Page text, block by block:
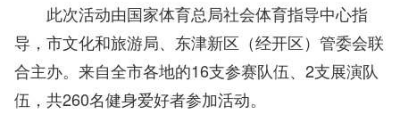
此次活动由国家体育总局社会体育指导中心指
导，市文化和旅游局、东津新区（经开区）管委会联
合主办。来自全市各地的16支参赛队伍、2支展演队
伍，共260名健身爱好者参加活动。